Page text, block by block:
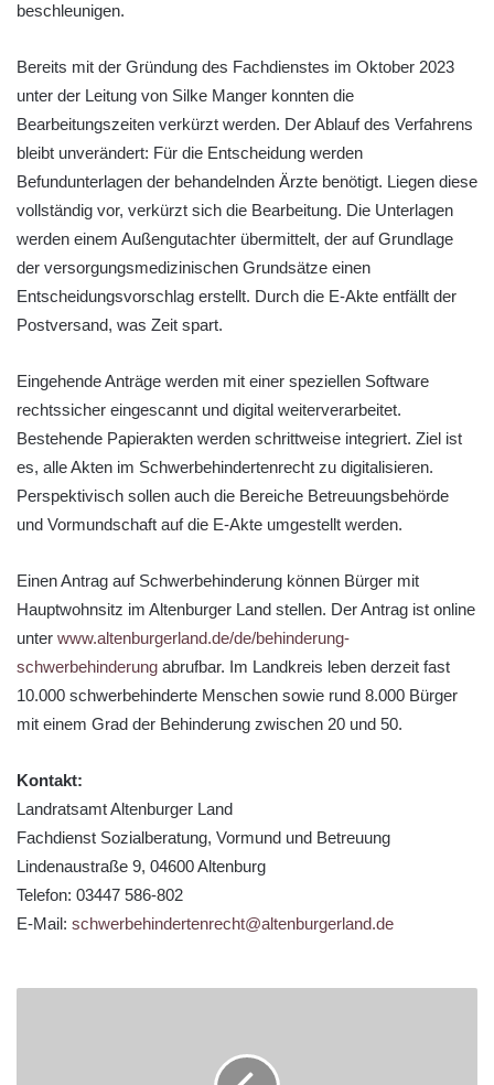
beschleunigen.
Bereits mit der Gründung des Fachdienstes im Oktober 2023
unter der Leitung von Silke Manger konnten die
Bearbeitungszeiten verkürzt werden. Der Ablauf des Verfahrens
bleibt unverändert: Für die Entscheidung werden
Befundunterlagen der behandelnden Ärzte benötigt. Liegen diese
vollständig vor, verkürzt sich die Bearbeitung. Die Unterlagen
werden einem Außengutachter übermittelt, der auf Grundlage
der versorgungsmedizinischen Grundsätze einen
Entscheidungsvorschlag erstellt. Durch die E-Akte entfällt der
Postversand, was Zeit spart.
Eingehende Anträge werden mit einer speziellen Software
rechtssicher eingescannt und digital weiterverarbeitet.
Bestehende Papierakten werden schrittweise integriert. Ziel ist
es, alle Akten im Schwerbehindertenrecht zu digitalisieren.
Perspektivisch sollen auch die Bereiche Betreuungsbehörde
und Vormundschaft auf die E-Akte umgestellt werden.
Einen Antrag auf Schwerbehinderung können Bürger mit
Hauptwohnsitz im Altenburger Land stellen. Der Antrag ist online
unter www.altenburgerland.de/de/behinderung-
schwerbehinderung abrufbar. Im Landkreis leben derzeit fast
10.000 schwerbehinderte Menschen sowie rund 8.000 Bürger
mit einem Grad der Behinderung zwischen 20 und 50.
Kontakt:
Landratsamt Altenburger Land
Fachdienst Sozialberatung, Vormund und Betreuung
Lindenaustraße 9, 04600 Altenburg
Telefon: 03447 586-802
E-Mail: schwerbehindertenrecht@altenburgerland.de